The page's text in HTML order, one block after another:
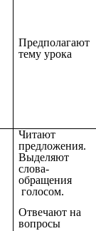
Предполагают
тему урока
Читают
предложения.
Выделяют
слова-
обращения
голосом.
Отвечают на
вопросы